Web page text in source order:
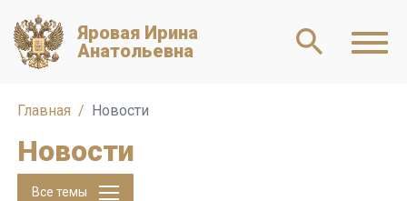
Яровая Ирина
Анатольевна
Главная Новости
Новости
Все темы